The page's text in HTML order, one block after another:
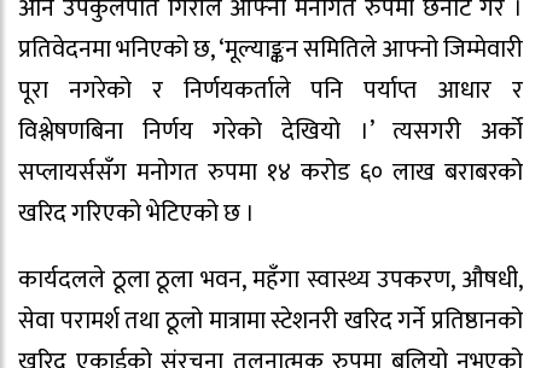
अनि उपकुलपति गिरीले आफ्नो मनोगत रुपमा छनौट गरे ।
प्रतिवेदनमा भनिएको छ, ‘मूल्याङ्कन समितिले आफ्नो जिम्मेवारी
पूरा नगरेको र निर्णयकर्ताले पनि पर्याप्त आधार र
विश्लेषणबिना निर्णय गरेको देखियो ।’ त्यसगरी अर्को
सप्लायर्ससँग मनोगत रुपमा १४ करोड ६० लाख बराबरको
खरिद गरिएको भेटिएको छ ।
कार्यदलले ठूला ठूला भवन, महँगा स्वास्थ्य उपकरण, औषधी,
सेवा परामर्श तथा ठूलो मात्रामा स्टेशनरी खरिद गर्ने प्रतिष्ठानको